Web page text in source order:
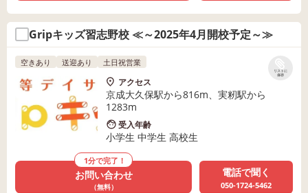
Gripキッズ習志野校 ≪～2025年4月開校予定～≫
リストに
保存
空きあり 送迎あり 土日祝営業
アクセス
京成大久保駅から816m、実籾駅から
1283m
受入年齢
小学生 中学生 高校生
1分で完了！
お問い合わせ
（無料）
電話で聞く
050-1724-5462